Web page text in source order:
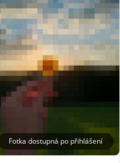
Fotka dostupná po přihlášení